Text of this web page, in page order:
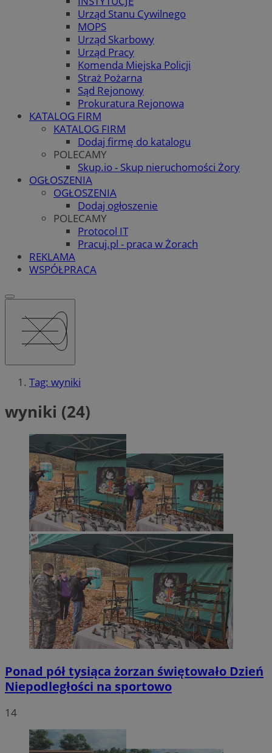
Urząd Stanu Cywilnego
MOPS
Urząd Skarbowy
Urząd Pracy
Komenda Miejska Policji
Straż Pożarna
Sąd Rejonowy
Prokuratura Rejonowa
KATALOG FIRM
KATALOG FIRM
Dodaj firmę do katalogu
POLECAMY
Skup.io - Skup nieruchomości Żory
OGŁOSZENIA
OGŁOSZENIA
Dodaj ogłoszenie
POLECAMY
Protocol IT
Pracuj.pl - praca w Żorach
REKLAMA
WSPÓŁPRACA
Tag: wyniki
wyniki (24)
Ponad pół tysiąca żorzan świętowało Dzień
Niepodległości na sportowo
14